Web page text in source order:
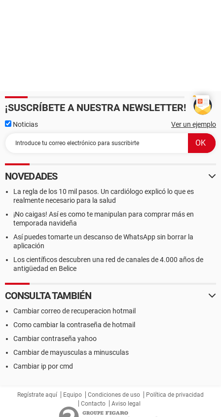
¡SUSCRÍBETE A NUESTRA NEWSLETTER!
Noticias Ver un ejemplo
NOVEDADES
La regla de los 10 mil pasos. Un cardiólogo explicó lo que es
realmente necesario para la salud
¡No caigas! Así es como te manipulan para comprar más en
temporada navideña
Así puedes tomarte un descanso de WhatsApp sin borrar la
aplicación
Los científicos descubren una red de canales de 4.000 años de
antigüedad en Belice
CONSULTA TAMBIÉN
Cambiar correo de recuperacion hotmail
Como cambiar la contraseña de hotmail
Cambiar contraseña yahoo
Cambiar de mayusculas a minusculas
Cambiar ip por cmd
Regístrate aquí Equipo Condiciones de uso
Política de privacidad
Contacto
Aviso legal